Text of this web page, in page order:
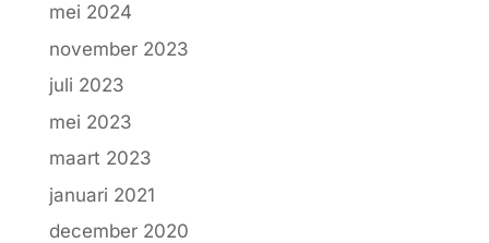
mei 2024
november 2023
juli 2023
mei 2023
maart 2023
januari 2021
december 2020